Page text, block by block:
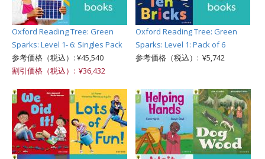
Oxford Reading Tree: Green
Sparks: Level 1- 6: Singles Pack
参考価格（税込）: ¥45,540
割引価格（税込）: ¥36,432
Oxford Reading Tree: Green
Sparks: Level 1: Pack of 6
参考価格（税込）: ¥5,742